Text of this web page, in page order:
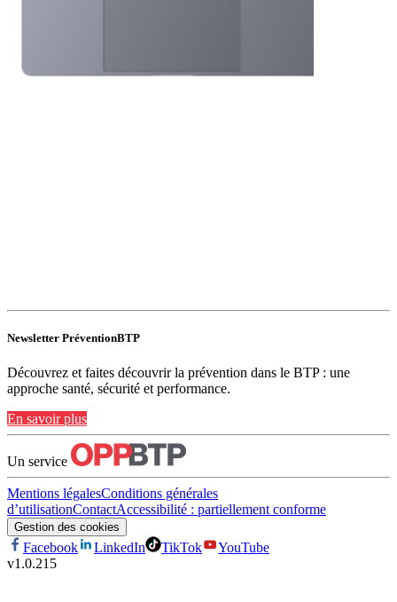
Newsletter PréventionBTP
Découvrez et faites découvrir la prévention dans le BTP : une
approche santé, sécurité et performance.
En savoir plus
Un service
Mentions légalesConditions générales
d’utilisationContactAccessibilité : partiellement conforme
Gestion des cookies
Facebook LinkedIn TikTok
YouTube
v1.0.215